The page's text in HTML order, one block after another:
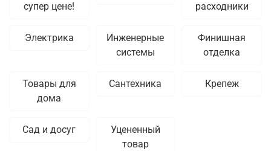
супер цене!
расходники
Электрика
Инженерные
системы
Финишная
отделка
Товары для
дома
Сантехника Крепеж
Сад и досуг
Уцененный
товар